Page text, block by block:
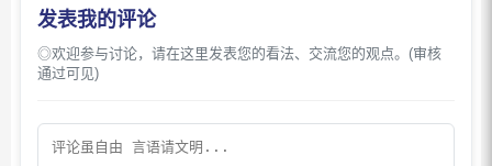
发表我的评论
◎欢迎参与讨论，请在这里发表您的看法、交流您的观点。(审核
通过可见)